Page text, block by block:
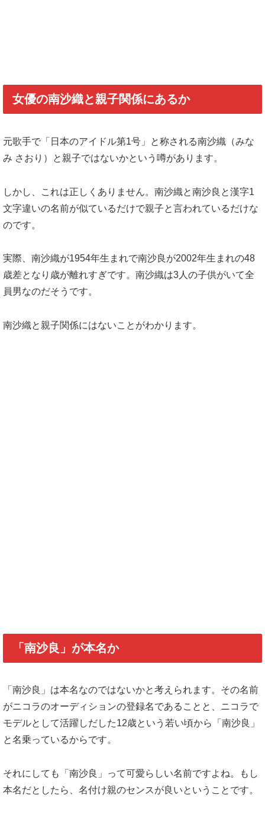
女優の南沙織と親子関係にあるか
元歌手で「日本のアイドル第1号」と称される南沙織（みな
み さおり）と親子ではないかという噂があります。
しかし、これは正しくありません。南沙織と南沙良と漢字1
文字違いの名前が似ているだけで親子と言われているだけな
のです。
実際、南沙織が1954年生まれで南沙良が2002年生まれの48
歳差となり歳が離れすぎです。南沙織は3人の子供がいて全
員男なのだそうです。
南沙織と親子関係にはないことがわかります。
「南沙良」が本名か
「南沙良」は本名なのではないかと考えられます。その名前
がニコラのオーディションの登録名であることと、ニコラで
モデルとして活躍しだした12歳という若い頃から「南沙良」
と名乗っているからです。
それにしても「南沙良」って可愛らしい名前ですよね。もし
本名だとしたら、名付け親のセンスが良いということです。